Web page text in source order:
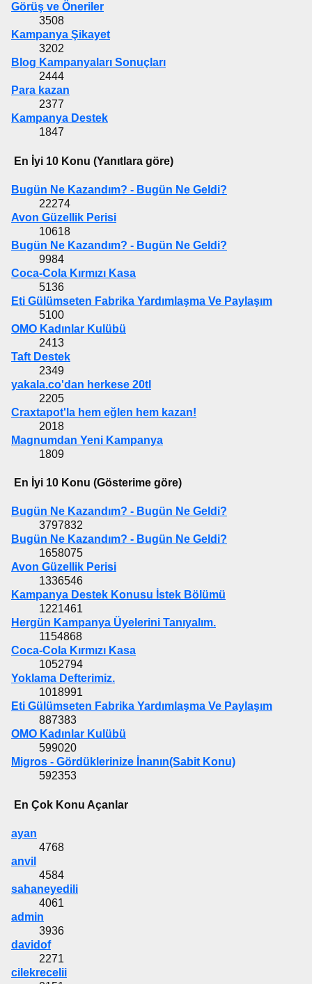
Görüş ve Öneriler
3508
Kampanya Şikayet
3202
Blog Kampanyaları Sonuçları
2444
Para kazan
2377
Kampanya Destek
1847
En İyi 10 Konu (Yanıtlara göre)
Bugün Ne Kazandım? - Bugün Ne Geldi?
22274
Avon Güzellik Perisi
10618
Bugün Ne Kazandım? - Bugün Ne Geldi?
9984
Coca-Cola Kırmızı Kasa
5136
Eti Gülümseten Fabrika Yardımlaşma Ve Paylaşım
5100
OMO Kadınlar Kulübü
2413
Taft Destek
2349
yakala.co'dan herkese 20tl
2205
Craxtapot'la hem eğlen hem kazan!
2018
Magnumdan Yeni Kampanya
1809
En İyi 10 Konu (Gösterime göre)
Bugün Ne Kazandım? - Bugün Ne Geldi?
3797832
Bugün Ne Kazandım? - Bugün Ne Geldi?
1658075
Avon Güzellik Perisi
1336546
Kampanya Destek Konusu İstek Bölümü
1221461
Hergün Kampanya Üyelerini Tanıyalım.
1154868
Coca-Cola Kırmızı Kasa
1052794
Yoklama Defterimiz.
1018991
Eti Gülümseten Fabrika Yardımlaşma Ve Paylaşım
887383
OMO Kadınlar Kulübü
599020
Migros - Gördüklerinize İnanın(Sabit Konu)
592353
En Çok Konu Açanlar
ayan
4768
anvil
4584
sahaneyedili
4061
admin
3936
davidof
2271
cilekrecelii